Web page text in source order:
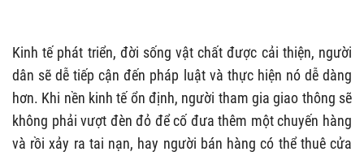
Kinh tế phát triển, đời sống vật chất được cải thiện, người
dân sẽ dễ tiếp cận đến pháp luật và thực hiện nó dễ dàng
hơn. Khi nền kinh tế ổn định, người tham gia giao thông sẽ
không phải vượt đèn đỏ để cố đưa thêm một chuyến hàng
và rồi xảy ra tai nạn, hay người bán hàng có thể thuê cửa